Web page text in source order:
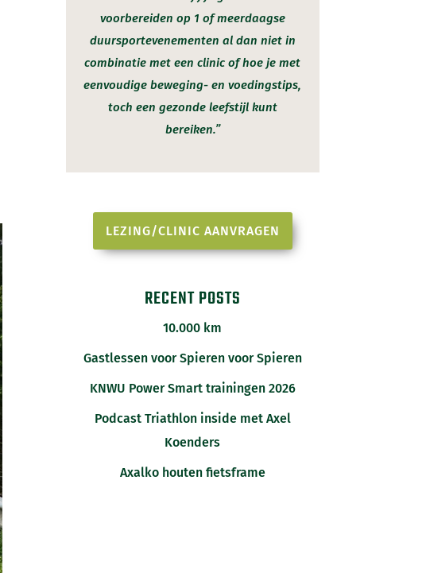
voorbereiden op 1 of meerdaagse
duursportevenementen al dan niet in
combinatie met een clinic of hoe je met
eenvoudige beweging- en voedingstips,
toch een gezonde leefstijl kunt
bereiken.”
LEZING/CLINIC AANVRAGEN
RECENT POSTS
10.000 km
Gastlessen voor Spieren voor Spieren
KNWU Power Smart trainingen 2026
Podcast Triathlon inside met Axel
Koenders
Axalko houten fietsframe